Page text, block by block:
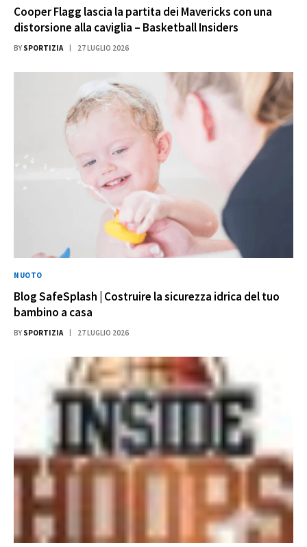
Cooper Flagg lascia la partita dei Mavericks con una
distorsione alla caviglia – Basketball Insiders
BY SPORTIZIA 27 LUGLIO 2026
NUOTO
Blog SafeSplash | Costruire la sicurezza idrica del tuo
bambino a casa
BY SPORTIZIA 27 LUGLIO 2026